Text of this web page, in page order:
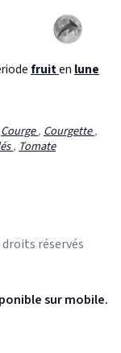
fruiten lune
Courge, Courgette,
, Tomate
réservés
sur mobile.